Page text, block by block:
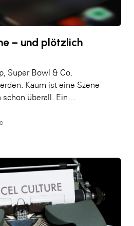
– und plötzlich
Super Bowl & Co.
Kaum ist eine Szene
überall. Ein…